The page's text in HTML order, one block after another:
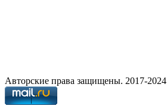
Авторские права защищены. 2017-2024